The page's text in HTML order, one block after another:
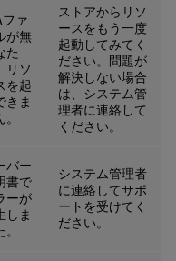
ァ
が無
た
リソ
を起
きま
ストアからリソ
ースをもう一度
起動してみてく
ださい。問題が
解決しない場合
は、システム管
理者に連絡して
ください。
バー
書で
ーが
しま
。
システム管理者
に連絡してサポ
ートを受けてく
ださい。